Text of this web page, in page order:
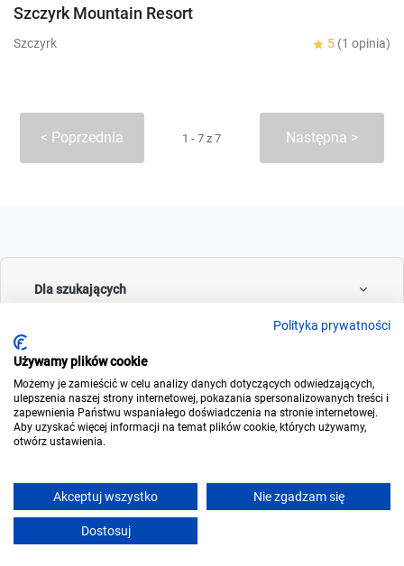
Szczyrk Mountain Resort
Szczyrk 5 (1 opinia)
Poprzednia 1 - 7 z 7 Następna
Dla szukających
Dla wynajmujących
© 2006-2026Noclegowo.pl
Polityka prywatności
Używamy plików cookie
Możemy je zamieścić w celu analizy danych dotyczących odwiedzających,
ulepszenia naszej strony internetowej, pokazania spersonalizowanych treści i
zapewnienia Państwu wspaniałego doświadczenia na stronie internetowej.
Aby uzyskać więcej informacji na temat plików cookie, których używamy,
otwórz ustawienia.
Akceptuj wszystko Nie zgadzam się
Dostosuj